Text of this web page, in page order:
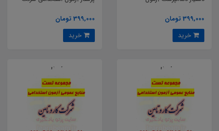
سال 1404
399,000 تومان
399,000 تومان